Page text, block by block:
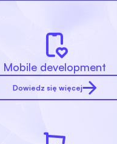
Mobile development
Dowiedz się więcej